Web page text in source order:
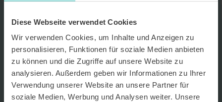
Diese Webseite verwendet Cookies
Wir verwenden Cookies, um Inhalte und Anzeigen zu
personalisieren, Funktionen für soziale Medien anbieten
zu können und die Zugriffe auf unsere Website zu
analysieren. Außerdem geben wir Informationen zu Ihrer
Verwendung unserer Website an unsere Partner für
soziale Medien, Werbung und Analysen weiter. Unsere
begleitende Werbeinformationen zu Produkten und
Einwilligung jederzeit kostenfrei für die Zukunft durch den in jedem
Newsletter enthaltenen Abmeldelink oder per E-Mail an info@info-
pforzheim.de widerrufen. Meine E-Mail-Adresse wird ausschließlich
zur Zustellung des Newsletters genutzt. Detaillierte Informationen
zum Umgang mit Ihren Daten und der von uns eingesetzten
Newsletter-Software Cleverreach finden Sie in unserer
Datenschutzerklärung.